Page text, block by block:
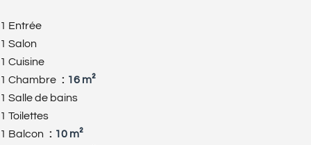
1 Entrée
1 Salon
1 Cuisine
1 Chambre
16 m²
1 Salle de bains
1 Toilettes
1 Balcon
10 m²